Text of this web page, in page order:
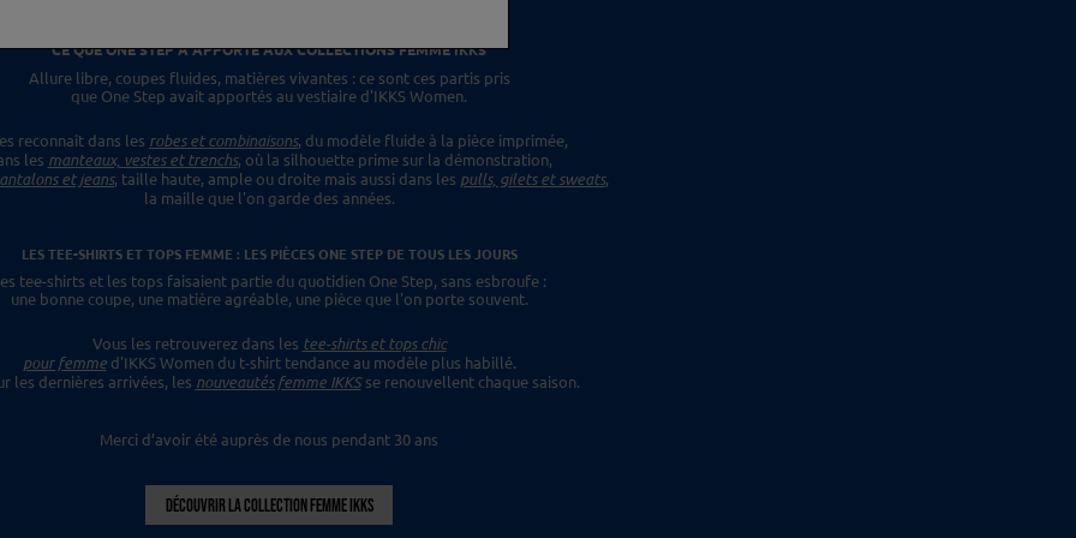
CE QUE ONE STEP A APPORTÉAUX COLLECTIONS FEMME IKKS
Allure libre, coupes fluides, matières vivantes : ce sont ces partis pris
que One Step avait apportés au vestiaire d'IKKS Women.
reconnaît dans les robes et combinaisons, du modèle fluide à la pièce imprimée,
les manteaux, vestes et trenchs, où la silhouette prime sur la démonstration,
et jeans, taille haute, ample ou droite mais aussi dans les pulls, gilets et sweats,
la maille que l'on garde des années.
LES TEE-SHIRTS ET TOPS FEMME : LES PIÈCES ONE STEPDE TOUS LES JOURS
tee-shirts et les tops faisaient partie du quotidien One Step, sans esbroufe :
une bonne coupe, une matière agréable, une pièceque l'on porte souvent.
Vous les retrouverez dans les tee-shirts et tops chic
pour femmed'IKKS Women du t-shirt tendanceau modèle plus habillé.
les dernières arrivées, les nouveautés femme IKKSse renouvellent chaque saison.
Merci d’avoir été auprès de nous pendant 30 ans
DÉCOUVRIR LA COLLECTION FEMME IKKS